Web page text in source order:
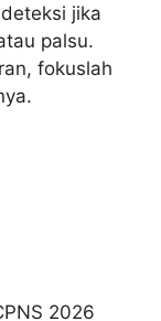
jika
palsu.
fokuslah
2026